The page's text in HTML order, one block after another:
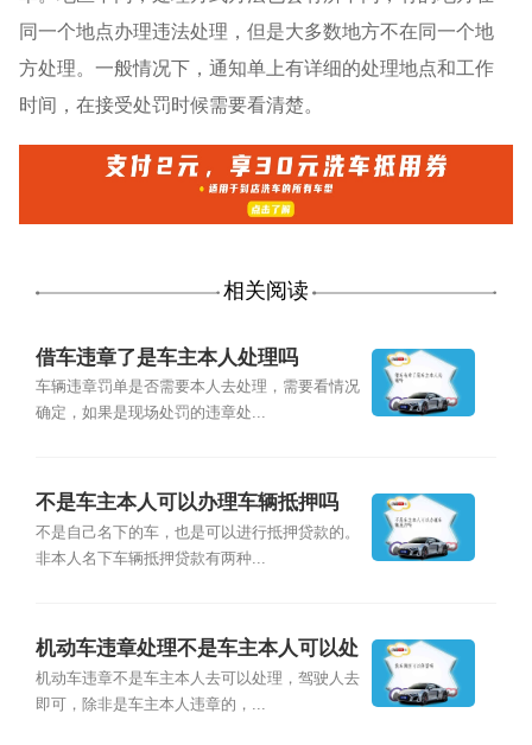
同一个地点办理违法处理，但是大多数地方不在同一个地
方处理。一般情况下，通知单上有详细的处理地点和工作
时间，在接受处罚时候需要看清楚。
相关阅读
借车违章了是车主本人处理吗
车辆违章罚单是否需要本人去处理，需要看情况
确定，如果是现场处罚的违章处...
不是车主本人可以办理车辆抵押吗
不是自己名下的车，也是可以进行抵押贷款的。
非本人名下车辆抵押贷款有两种...
机动车违章处理不是车主本人可以处
理吗
机动车违章不是车主本人去可以处理，驾驶人去
即可，除非是车主本人违章的，...